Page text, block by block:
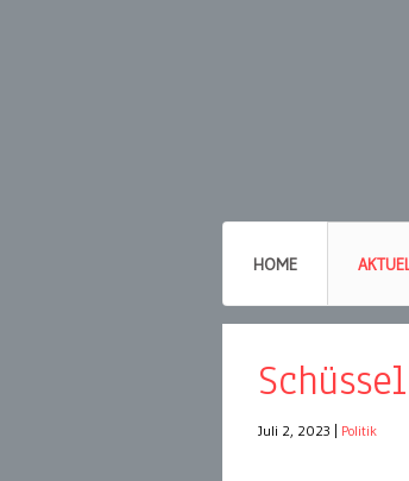
HOME
Juli 2, 2023 Politik